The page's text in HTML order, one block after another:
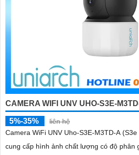
CAMERA WIFI UNV UHO-S3E-
5%-35%
liên hệ
Camera WiFi UNV Uho-S3E-M3TD-A
cung cấp hình ảnh chất lượng có độ phân